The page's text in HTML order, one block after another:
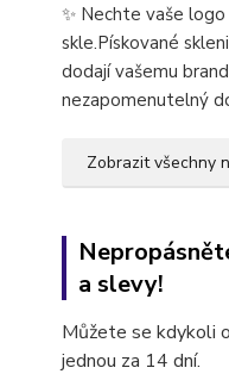
✨ Nechte vaše
skle.Pískované
dodají vašemu
nezapomenutelný
Zobrazit všechny
a slevy!
Můžete se kdykoli
jednou za 14 dní.